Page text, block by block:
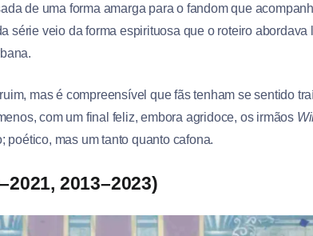
de uma forma amarga para o fandom que
série veio da forma espirituosa que o roteiro abordava
mas é compreensível que fãs tenham se sentido
com um final feliz, embora agridoce, os irmãos
poético, mas um tanto quanto cafona.
2013–2023)